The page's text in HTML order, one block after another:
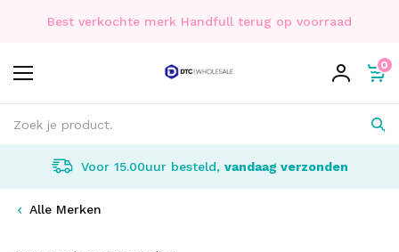
Best verkochte merk Handfull terug op voorraad
0
Voor 15.00uur besteld, vandaag verzonden
Alle Merken